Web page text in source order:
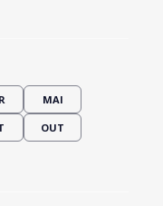
MAI
OUT